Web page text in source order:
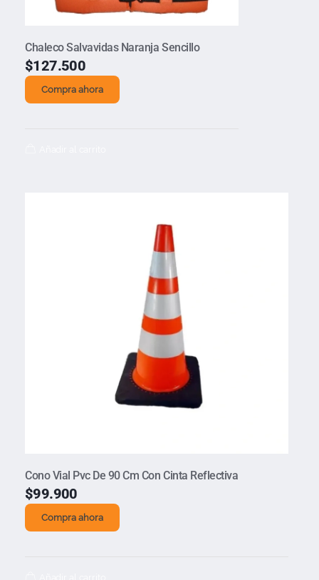
Chaleco Salvavidas Naranja Sencillo
$127.500
Compra ahora
Cono Vial Pvc De 90 Cm Con Cinta Reflectiva
$99.900
Compra ahora